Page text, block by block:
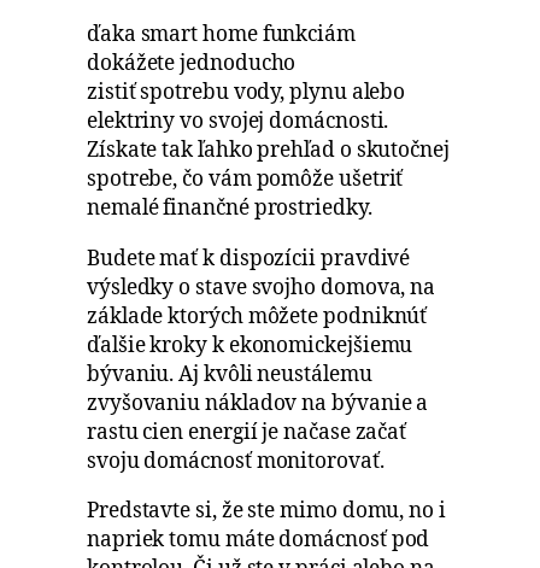
ďaka smart home funkciám
dokážete jednoducho
zistiť spotrebu vody, plynu alebo
elektriny vo svojej domácnosti.
Získate tak ľahko prehľad o skutočnej
spotrebe, čo vám pomôže ušetriť
nemalé finančné prostriedky.
Budete mať k dispozícii pravdivé
výsledky o stave svojho domova, na
základe ktorých môžete podniknúť
ďalšie kroky k ekonomickejšiemu
bývaniu. Aj kvôli neustálemu
zvyšovaniu nákladov na bývanie a
rastu cien energií je načase začať
svoju domácnosť monitorovať.
Predstavte si, že ste mimo domu, no i
napriek tomu máte domácnosť pod